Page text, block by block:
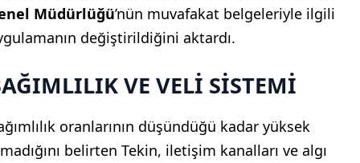
Müdürlüğü’nün muvafakat belgeleriyle ilgili
değiştirildiğini aktardı.
VE VELİ SİSTEMİ
oranlarının düşündüğü kadar yüksek
belirten Tekin, iletişim kanalları ve algı